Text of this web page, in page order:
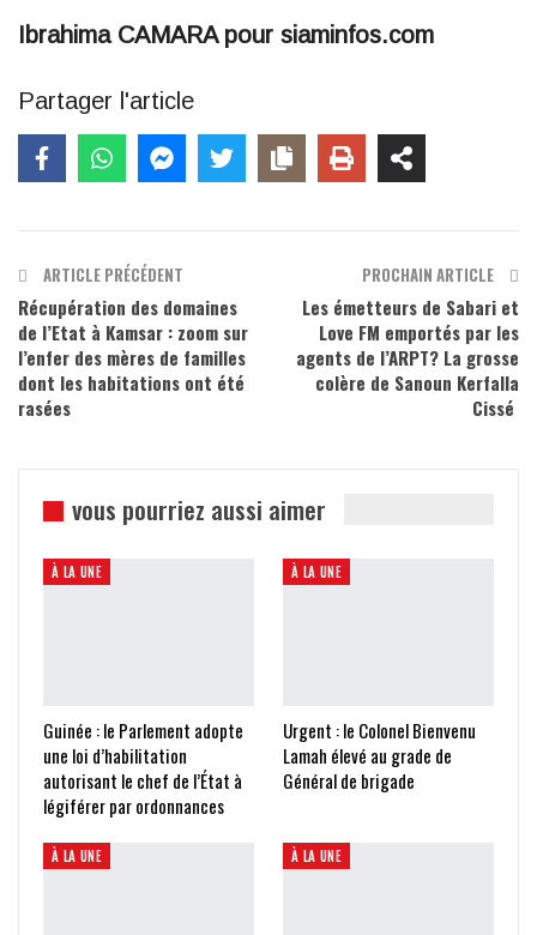
Ibrahima CAMARA pour siaminfos.com
Partager l'article
ARTICLE PRÉCÉDENT
Récupération des domaines
de l’Etat à Kamsar : zoom sur
l’enfer des mères de familles
dont les habitations ont été
rasées
PROCHAIN ARTICLE
Les émetteurs de Sabari et
Love FM emportés par les
agents de l’ARPT? La grosse
colère de Sanoun Kerfalla
Cissé
vous pourriez aussi aimer
À LA UNE
Guinée : le Parlement adopte
une loi d’habilitation
autorisant le chef de l’État à
légiférer par ordonnances
À LA UNE
Urgent : le Colonel Bienvenu
Lamah élevé au grade de
Général de brigade
À LA UNE À LA UNE